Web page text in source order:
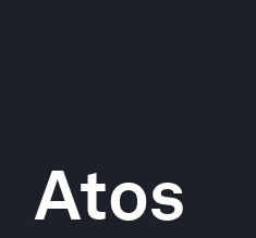
Atos